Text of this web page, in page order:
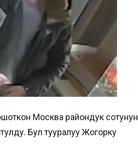
Москва райондук сотунун
Бул тууралуу Жогорку